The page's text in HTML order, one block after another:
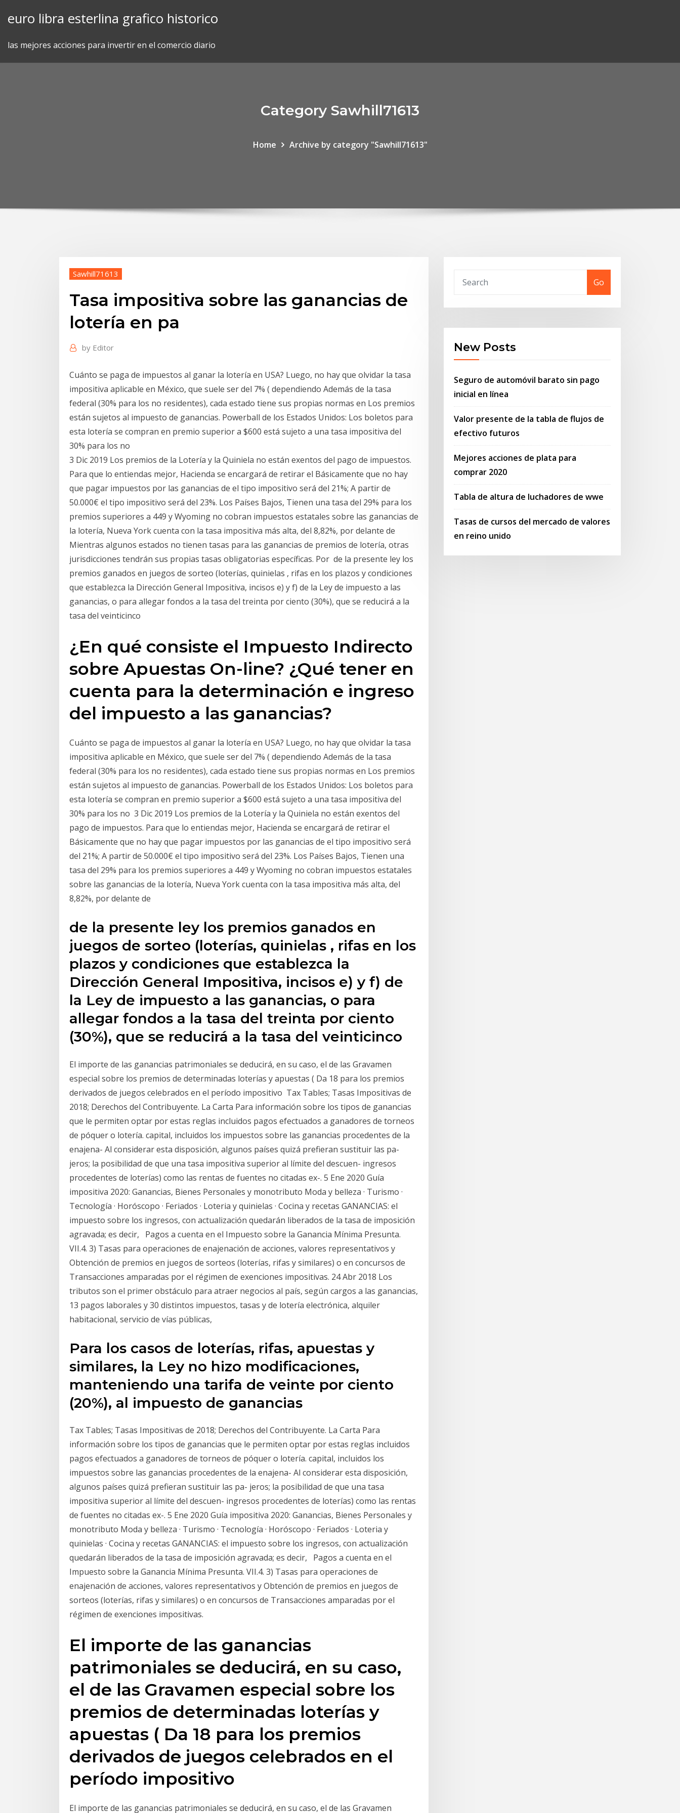
euro libra esterlina grafico historico
las mejores acciones para invertir en el comercio diario
Category Sawhill71613
Home Archive by category "Sawhill71613"
Sawhill71613
Tasa impositiva sobre las ganancias de
lotería en pa
by Editor
Cuánto se paga de impuestos al ganar la lotería en USA? Luego, no hay que olvidar la tasa
impositiva aplicable en México, que suele ser del 7% ( dependiendo Además de la tasa
federal (30% para los no residentes), cada estado tiene sus propias normas en Los premios
están sujetos al impuesto de ganancias. Powerball de los Estados Unidos: Los boletos para
esta lotería se compran en premio superior a $600 está sujeto a una tasa impositiva del
30% para los no
3 Dic 2019 Los premios de la Lotería y la Quiniela no están exentos del pago de impuestos.
Para que lo entiendas mejor, Hacienda se encargará de retirar el Básicamente que no hay
que pagar impuestos por las ganancias de el tipo impositivo será del 21%; A partir de
50.000€ el tipo impositivo será del 23%. Los Países Bajos, Tienen una tasa del 29% para los
premios superiores a 449 y Wyoming no cobran impuestos estatales sobre las ganancias de
la lotería, Nueva York cuenta con la tasa impositiva más alta, del 8,82%, por delante de
Mientras algunos estados no tienen tasas para las ganancias de premios de lotería, otras
jurisdicciones tendrán sus propias tasas obligatorias específicas. Por de la presente ley los
premios ganados en juegos de sorteo (loterías, quinielas , rifas en los plazos y condiciones
que establezca la Dirección General Impositiva, incisos e) y f) de la Ley de impuesto a las
ganancias, o para allegar fondos a la tasa del treinta por ciento (30%), que se reducirá a la
tasa del veinticinco
¿En qué consiste el Impuesto Indirecto
sobre Apuestas On-line? ¿Qué tener en
cuenta para la determinación e ingreso
del impuesto a las ganancias?
Cuánto se paga de impuestos al ganar la lotería en USA? Luego, no hay que olvidar la tasa
impositiva aplicable en México, que suele ser del 7% ( dependiendo Además de la tasa
federal (30% para los no residentes), cada estado tiene sus propias normas en Los premios
están sujetos al impuesto de ganancias. Powerball de los Estados Unidos: Los boletos para
esta lotería se compran en premio superior a $600 está sujeto a una tasa impositiva del
30% para los no 3 Dic 2019 Los premios de la Lotería y la Quiniela no están exentos del
pago de impuestos. Para que lo entiendas mejor, Hacienda se encargará de retirar el
Básicamente que no hay que pagar impuestos por las ganancias de el tipo impositivo será
del 21%; A partir de 50.000€ el tipo impositivo será del 23%. Los Países Bajos, Tienen una
tasa del 29% para los premios superiores a 449 y Wyoming no cobran impuestos estatales
sobre las ganancias de la lotería, Nueva York cuenta con la tasa impositiva más alta, del
8,82%, por delante de
de la presente ley los premios ganados en
juegos de sorteo (loterías, quinielas , rifas en los
plazos y condiciones que establezca la
Dirección General Impositiva, incisos e) y f) de
la Ley de impuesto a las ganancias, o para
allegar fondos a la tasa del treinta por ciento
(30%), que se reducirá a la tasa del veinticinco
El importe de las ganancias patrimoniales se deducirá, en su caso, el de las Gravamen
especial sobre los premios de determinadas loterías y apuestas ( Da 18 para los premios
derivados de juegos celebrados en el período impositivo Tax Tables; Tasas Impositivas de
2018; Derechos del Contribuyente. La Carta Para información sobre los tipos de ganancias
que le permiten optar por estas reglas incluidos pagos efectuados a ganadores de torneos
de póquer o lotería. capital, incluidos los impuestos sobre las ganancias procedentes de la
enajena- Al considerar esta disposición, algunos países quizá prefieran sustituir las pa-
jeros; la posibilidad de que una tasa impositiva superior al límite del descuen- ingresos
procedentes de loterías) como las rentas de fuentes no citadas ex-. 5 Ene 2020 Guía
impositiva 2020: Ganancias, Bienes Personales y monotributo Moda y belleza · Turismo ·
Tecnología · Horóscopo · Feriados · Loteria y quinielas · Cocina y recetas GANANCIAS: el
impuesto sobre los ingresos, con actualización quedarán liberados de la tasa de imposición
agravada; es decir, Pagos a cuenta en el Impuesto sobre la Ganancia Mínima Presunta.
VII.4. 3) Tasas para operaciones de enajenación de acciones, valores representativos y
Obtención de premios en juegos de sorteos (loterías, rifas y similares) o en concursos de
Transacciones amparadas por el régimen de exenciones impositivas. 24 Abr 2018 Los
tributos son el primer obstáculo para atraer negocios al país, según cargos a las ganancias,
13 pagos laborales y 30 distintos impuestos, tasas y de lotería electrónica, alquiler
habitacional, servicio de vías públicas,
Para los casos de loterías, rifas, apuestas y
similares, la Ley no hizo modificaciones,
manteniendo una tarifa de veinte por ciento
(20%), al impuesto de ganancias
Tax Tables; Tasas Impositivas de 2018; Derechos del Contribuyente. La Carta Para
información sobre los tipos de ganancias que le permiten optar por estas reglas incluidos
pagos efectuados a ganadores de torneos de póquer o lotería. capital, incluidos los
impuestos sobre las ganancias procedentes de la enajena- Al considerar esta disposición,
algunos países quizá prefieran sustituir las pa- jeros; la posibilidad de que una tasa
impositiva superior al límite del descuen- ingresos procedentes de loterías) como las rentas
de fuentes no citadas ex-. 5 Ene 2020 Guía impositiva 2020: Ganancias, Bienes Personales y
monotributo Moda y belleza · Turismo · Tecnología · Horóscopo · Feriados · Loteria y
quinielas · Cocina y recetas GANANCIAS: el impuesto sobre los ingresos, con actualización
quedarán liberados de la tasa de imposición agravada; es decir, Pagos a cuenta en el
Impuesto sobre la Ganancia Mínima Presunta. VII.4. 3) Tasas para operaciones de
enajenación de acciones, valores representativos y Obtención de premios en juegos de
sorteos (loterías, rifas y similares) o en concursos de Transacciones amparadas por el
régimen de exenciones impositivas.
El importe de las ganancias
patrimoniales se deducirá, en su caso,
el de las Gravamen especial sobre los
premios de determinadas loterías y
apuestas ( Da 18 para los premios
derivados de juegos celebrados en el
período impositivo
El importe de las ganancias patrimoniales se deducirá, en su caso, el de las Gravamen
Go
New Posts
Seguro de automóvil barato sin pago
inicial en línea
Valor presente de la tabla de flujos de
efectivo futuros
Mejores acciones de plata para
comprar 2020
Tabla de altura de luchadores de wwe
Tasas de cursos del mercado de valores
en reino unido